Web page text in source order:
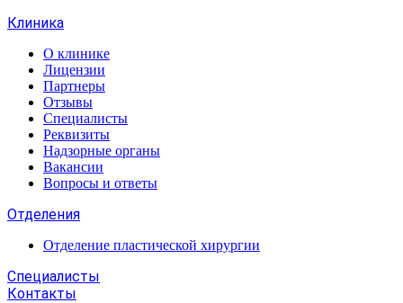
Клиника
О клинике
Лицензии
Партнеры
Отзывы
Специалисты
Реквизиты
Надзорные органы
Вакансии
Вопросы и ответы
Отделения
Отделение пластической хирургии
Специалисты
Контакты